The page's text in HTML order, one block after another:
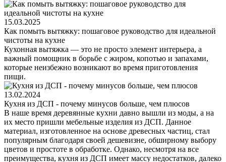
15.03.2025
Как помыть вытяжку: пошаговое руководство для идеальной
чистоты на кухне
Кухонная вытяжка — это не просто элемент интерьера, а
важный помощник в борьбе с жиром, копотью и запахами,
которые неизбежно возникают во время приготовления
пищи.
13.02.2024
Кухня из ДСП - почему минусов больше, чем плюсов
В наше время деревянные кухни давно вышли из моды, а на
их место пришли мебельные изделия из ДСП. Данное
материал, изготовленное на основе древесных частиц, стал
популярным благодаря своей дешевизне, обширному выбору
цветов и простоте в обработке. Однако, несмотря на все
преимущества, кухня из ДСП имеет массу недостатков, далеко